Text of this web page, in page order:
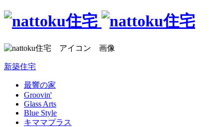
新築住宅
最響の家
Groovin'
Glass Arts
Blue Style
キママプラス